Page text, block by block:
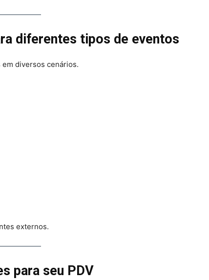
diferentes tipos de eventos
diversos cenários.
externos.
para seu PDV